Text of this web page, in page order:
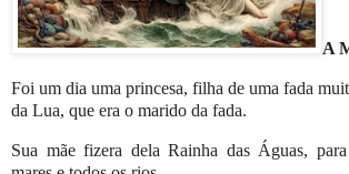
A
Foi um dia uma princesa, filha de uma fada
da Lua, que era o marido da fada.
Sua mãe fizera dela Rainha das Águas,